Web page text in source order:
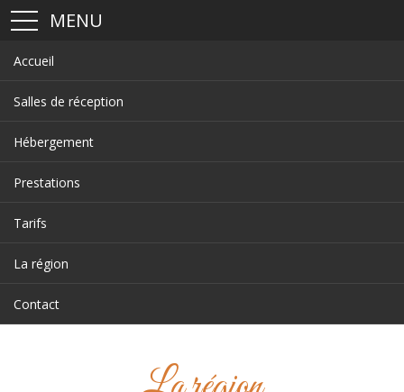
MENU
Accueil
Salles de réception
Hébergement
Prestations
Tarifs
La région
Contact